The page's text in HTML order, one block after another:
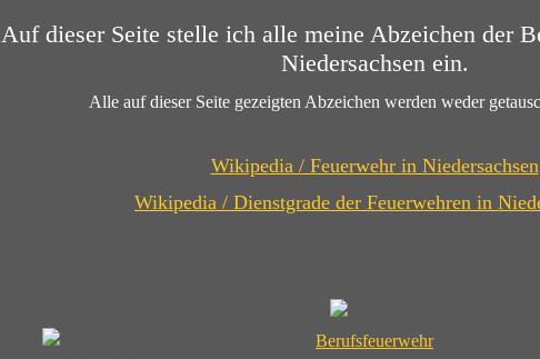
Auf dieser Seite stelle ich alle meine Abzeichen der
Niedersachsen ein.
Alle auf dieser Seite gezeigten Abzeichen werden weder
Wikipedia / Feuerwehr in Niedersachsen
Wikipedia / Dienstgrade der Feuerwehren in
Berufsfeuerwehr